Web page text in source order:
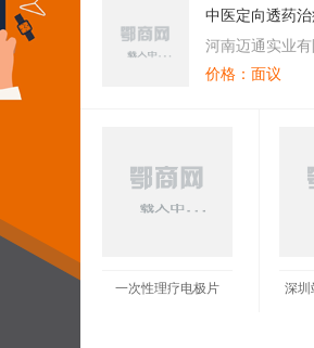
中医定向透药
河南迈通实业
价格：面议
一次性理疗电极片 深圳